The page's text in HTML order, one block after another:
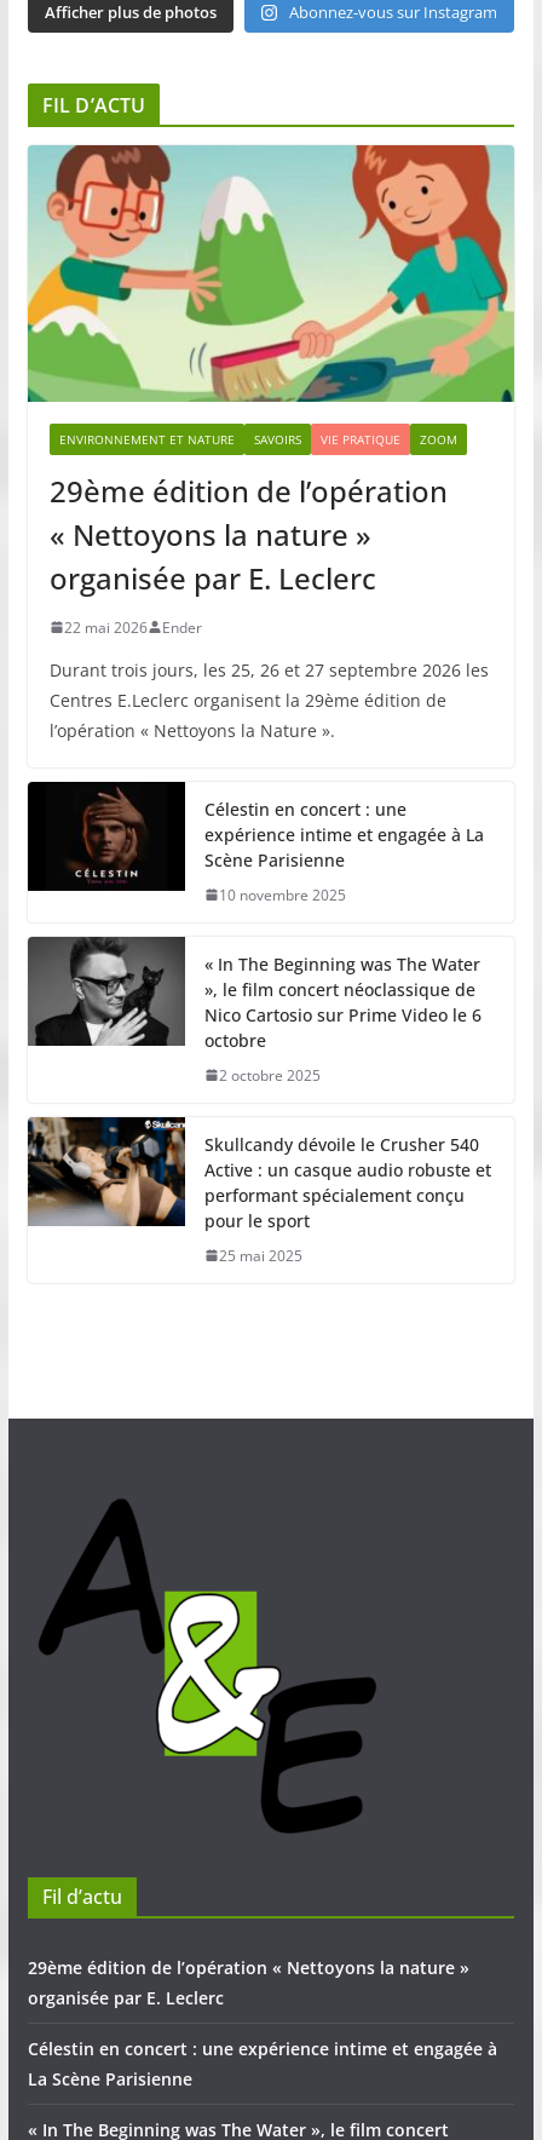
Afficher plus de photos Abonnez-vous sur Instagram
FIL D’ACTU
ENVIRONNEMENT ET NATURE SAVOIRS VIE PRATIQUE ZOOM
29ème édition de l’opération
« Nettoyons la nature »
organisée par E. Leclerc
22 mai 2026 Ender
Durant trois jours, les 25, 26 et 27 septembre 2026 les
Centres E.Leclerc organisent la 29ème édition de
l’opération « Nettoyons la Nature ».
Célestin en concert : une
expérience intime et engagée à La
Scène Parisienne
10 novembre 2025
« In The Beginning was The Water
», le film concert néoclassique de
Nico Cartosio sur Prime Video le 6
octobre
2 octobre 2025
Skullcandy dévoile le Crusher 540
Active : un casque audio robuste et
performant spécialement conçu
pour le sport
25 mai 2025
Fil d’actu
29ème édition de l’opération « Nettoyons la nature »
organisée par E. Leclerc
Célestin en concert : une expérience intime et engagée à
La Scène Parisienne
« In The Beginning was The Water », le film concert